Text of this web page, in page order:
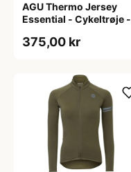
AGU Thermo Jersey
Essential - Cykeltrøje -
S
375,00 kr